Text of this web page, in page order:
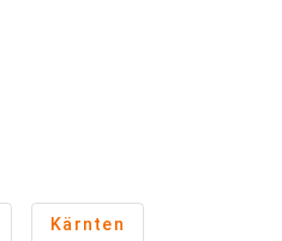
Kärnten